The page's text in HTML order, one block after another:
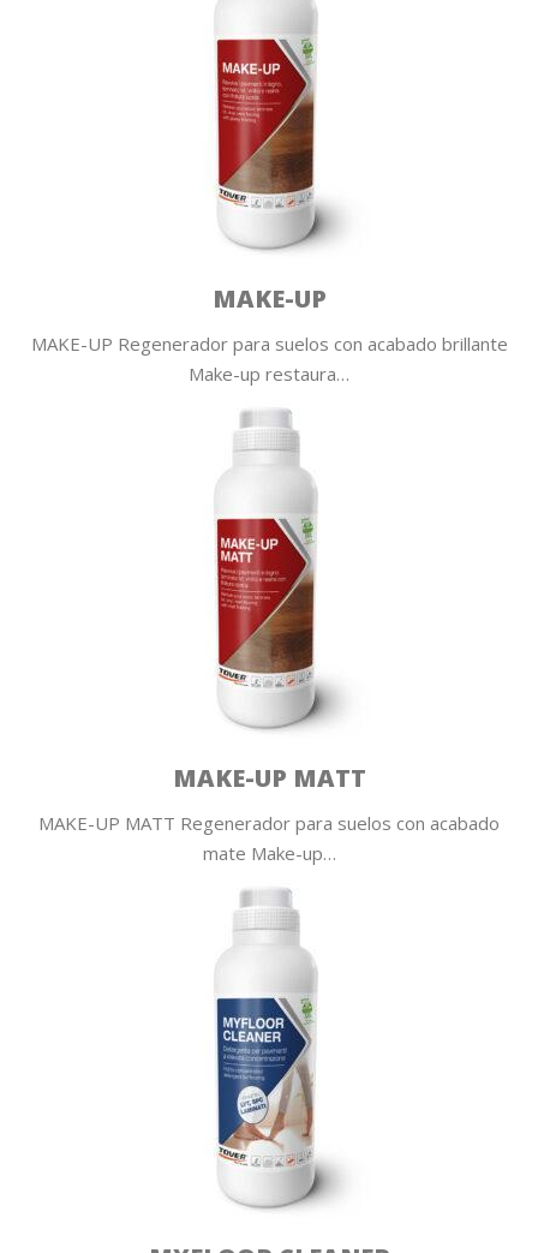
MAKE-UP
MAKE-UP Regenerador para suelos con acabado brillante
Make-up restaura…
MAKE-UP MATT
MAKE-UP MATT Regenerador para suelos con acabado
mate Make-up…